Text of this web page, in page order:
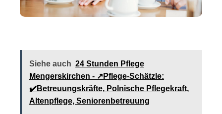
Siehe auch 24 Stunden Pflege
Mengerskirchen - ↗️Pflege-Schätzle:
✔️Betreuungskräfte, Polnische Pflegekraft,
Altenpflege, Seniorenbetreuung